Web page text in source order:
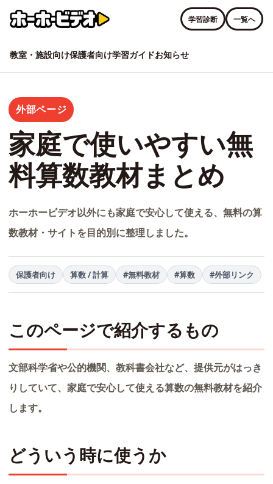
教室・施設向け保護者向け学習ガイドお知らせ
学習診断 一覧へ
外部ページ
家庭で使いやすい無
料算数教材まとめ
ホーホービデオ以外にも家庭で安心して使える、無料の算
数教材・サイトを目的別に整理しました。
保護者向け 算数 / 計算 #無料教材 #算数 #外部リンク
このページで紹介するもの
文部科学省や公的機関、教科書会社など、提供元がはっき
りしていて、家庭で安心して使える算数の無料教材を紹介
します。
どういう時に使うか